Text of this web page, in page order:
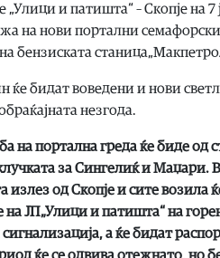
„Улици и патишта“ – Скопје на
на нови портални
бензиската
бидат воведени и нови
незгода.
на портална греда ќе биде од
за Сингелиќ и Маџари.
излез од Скопје и сите возила
ЈП„Улици и патишта“ на
а ќе бидат
ќе се одвива отежнато, но